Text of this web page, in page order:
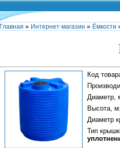
Главная » Интернет-магазин » Ёмкости
Код
Диаметр,
Высота, м:
Диаметр
Тип